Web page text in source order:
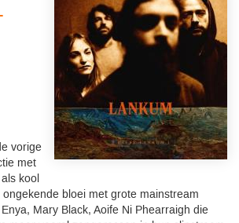
vorige
met
kool
bloei met grote mainstream
Mary Black, Aoife Ni Phearraigh die